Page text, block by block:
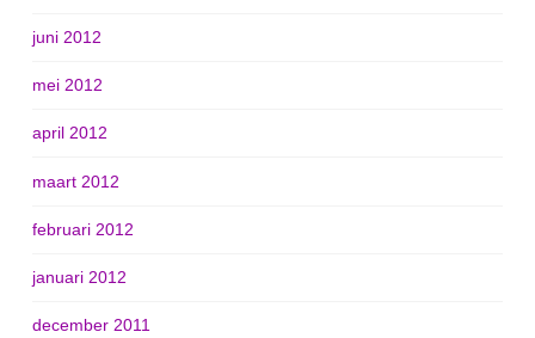
juni 2012
mei 2012
april 2012
maart 2012
februari 2012
januari 2012
december 2011